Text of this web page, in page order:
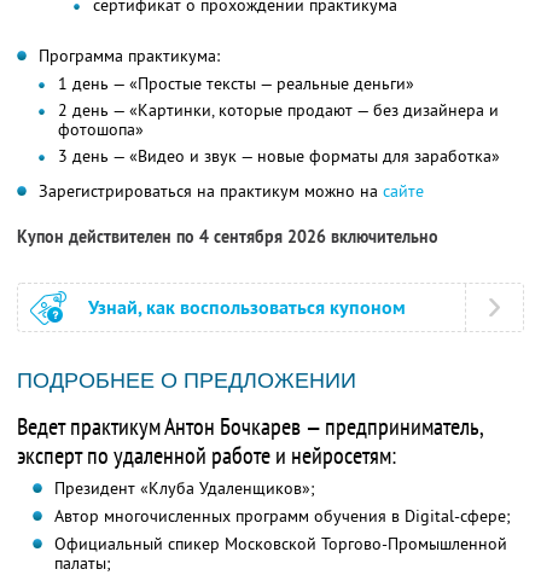
сертификат о прохождении практикума
Программа практикума:
1 день — «Простые тексты — реальные деньги»
2 день — «Картинки, которые продают — без дизайнера и
фотошопа»
3 день — «Видео и звук — новые форматы для заработка»
Зарегистрироваться на практикум можно на сайте
Купон действителен по 4 сентября 2026 включительно
Узнай, как воспользоваться купоном
ПОДРОБНЕЕ О ПРЕДЛОЖЕНИИ
Ведет практикум Антон Бочкарев — предприниматель,
эксперт по удаленной работе и нейросетям:
Президент «Клуба Удаленщиков»;
Автор многочисленных программ обучения в Digital-сфере;
Официальный спикер Московской Торгово-Промышленной
палаты;